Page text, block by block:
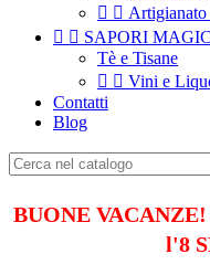
 
  SAPORI
Tè e Tisane
  Vini e
Contatti
Blog
BUONE
l'8